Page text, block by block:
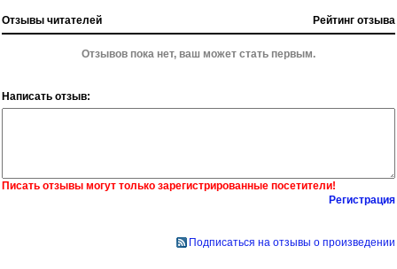
Отзывы читателей Рейтинг отзыва
Отзывов пока нет, ваш может стать первым.
Написать отзыв:
Писать отзывы могут только зарегистрированные посетители!
Регистрация
Подписаться на отзывы о произведении